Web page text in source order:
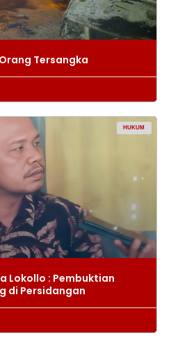
Tersangka
HUKUM
Lokollo : Pembuktian
di Persidangan